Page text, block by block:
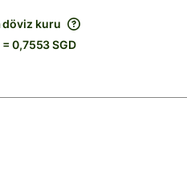
döviz kuru
= 0,7553 SGD